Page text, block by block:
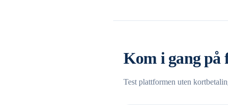
Kom i gang på
Test plattformen uten